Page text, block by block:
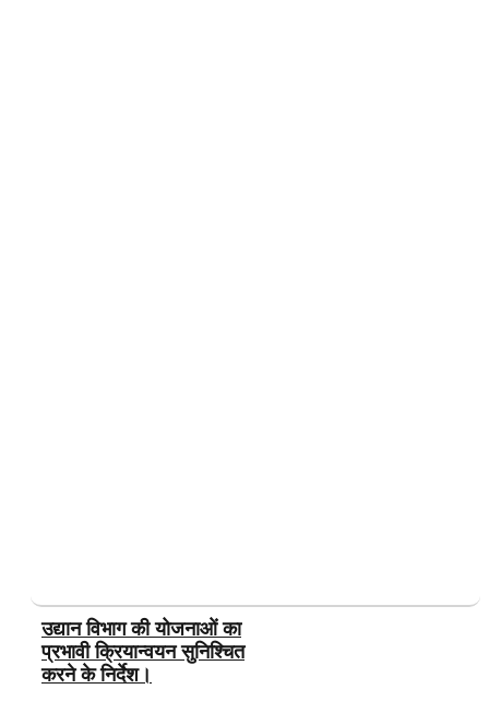
उद्यान विभाग की योजनाओं का
प्रभावी क्रियान्वयन सुनिश्चित
करने के निर्देश।